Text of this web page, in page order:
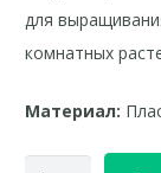
для
комнатных
Материал: